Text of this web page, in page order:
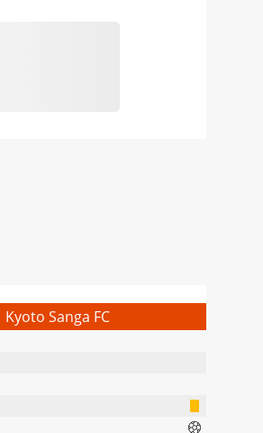
Kyoto Sanga FC